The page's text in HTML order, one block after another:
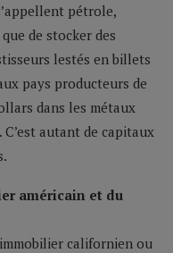
pétrole,
de stocker des
lestés en billets
pays producteurs de
dans les métaux
autant de capitaux
américain et du
californien ou